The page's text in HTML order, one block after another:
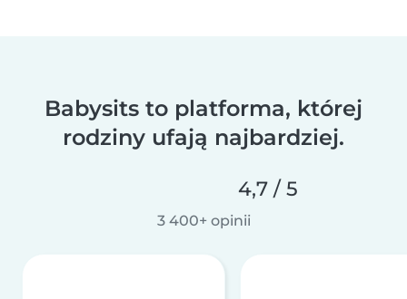
Babysits to platforma, której
rodziny ufają najbardziej.
4,7 / 5
3 400+ opinii